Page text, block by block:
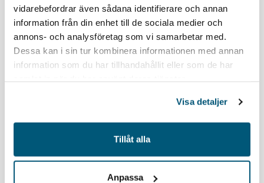
vidarebefordrar även sådana identifierare och annan
information från din enhet till de sociala medier och
annons- och analysföretag som vi samarbetar med.
Dessa kan i sin tur kombinera informationen med annan
information som du har tillhandahållit eller som de har
Visa detaljer
Tillåt alla
Anpassa
Susanne Svärd Elfström, förhandlingschef Grafiska
Företagen och TMF